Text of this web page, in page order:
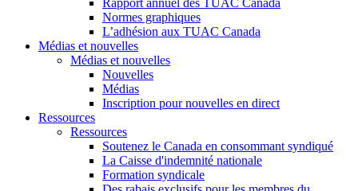
Rapport annuel des TUAC Canada
Normes graphiques
L’adhésion aux TUAC Canada
Médias et nouvelles
Médias et nouvelles
Nouvelles
Médias
Inscription pour nouvelles en direct
Ressources
Ressources
Soutenez le Canada en consommant syndiqué
La Caisse d'indemnité nationale
Formation syndicale